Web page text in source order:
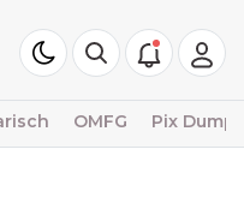
OMFG Pix Dump